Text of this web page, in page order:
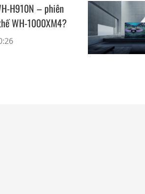
H910N – phiên
WH-1000XM4?